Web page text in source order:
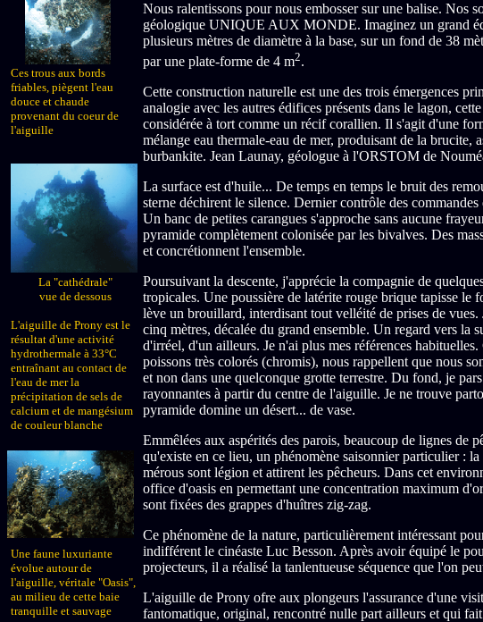
Nous ralentissons pour nous embosser sur une balise. Nos
géologique UNIQUE AUX MONDE. Imaginez un grand
plusieurs mètres de diamètre à la base, sur un fond de 38
par une plate-forme de 4 m2.
Cette construction naturelle est une des trois émergences
analogie avec les autres édifices présents dans le lagon,
considérée à tort comme un récif corallien. Il s'agit d'une
mélange eau thermale-eau de mer, produisant de la brucite,
burbankite. Jean Launay, géologue à l'ORSTOM de
La surface est d'huile... De temps en temps le bruit des
sterne déchirent le silence. Dernier contrôle des
Un banc de petites carangues s'approche sans aucune
pyramide complètement colonisée par les bivalves. Des
et concrétionnent l'ensemble.
Poursuivant la descente, j'apprécie la compagnie de
tropicales. Une poussière de latérite rouge brique tapisse le
lève un brouillard, interdisant tout velléité de prises de
cinq mètres, décalée du grand ensemble. Un regard vers la
d'irréel, d'un ailleurs. Je n'ai plus mes références
poissons très colorés (chromis), nous rappellent que nous
et non dans une quelconque grotte terrestre. Du fond, je
rayonnantes à partir du centre de l'aiguille. Je ne trouve
pyramide domine un désert... de vase.
Emmêlées aux aspérités des parois, beaucoup de lignes de
qu'existe en ce lieu, un phénomène saisonnier particulier :
mérous sont légion et attirent les pêcheurs. Dans cet
office d'oasis en permettant une concentration maximum
sont fixées des grappes d'huîtres zig-zag.
Ce phénomène de la nature, particulièrement intéressant
indifférent le cinéaste Luc Besson. Après avoir équipé le
projecteurs, il a réalisé la tanlentueuse séquence que l'on
L'aiguille de Prony ofre aux plongeurs l'assurance d'une
fantomatique, original, rencontré nulle part ailleurs et qui
Ces trous aux bords
friables, piègent l'eau
douce et chaude
provenant du coeur de
l'aiguille
La "cathédrale"
vue de dessous
L'aiguille de Prony est le
résultat d'une activité
hydrothermale à 33°C
entraînant au contact de
l'eau de mer la
précipitation de sels de
calcium et de mangésium
de couleur blanche
Une faune luxuriante
évolue autour de
l'aiguille, véritale "Oasis",
au milieu de cette baie
tranquille et sauvage